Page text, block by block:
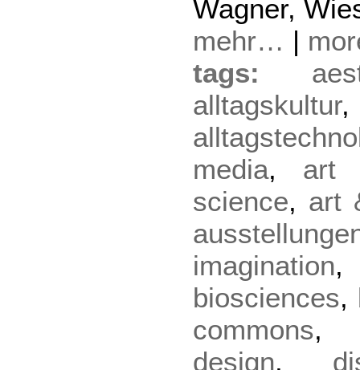
Wagner,
mehr… |
tags:
alltagskultur,
media, art
science, art
imagination
biosciences,
commons
design,